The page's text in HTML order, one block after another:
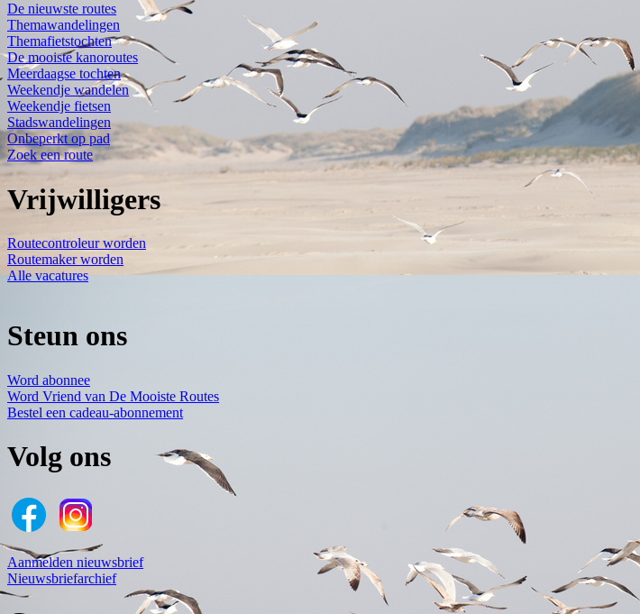
De nieuwste routes
Themawandelingen
Themafietstochten
De mooiste kanoroutes
Meerdaagse tochten
Weekendje wandelen
Weekendje fietsen
Stadswandelingen
Onbeperkt op pad
Zoek een route
Vrijwilligers
Routecontroleur worden
Routemaker worden
Alle vacatures
Steun ons
Word abonnee
Word Vriend van De Mooiste Routes
Bestel een cadeau-abonnement
Volg ons
Aanmelden nieuwsbrief
Nieuwsbriefarchief